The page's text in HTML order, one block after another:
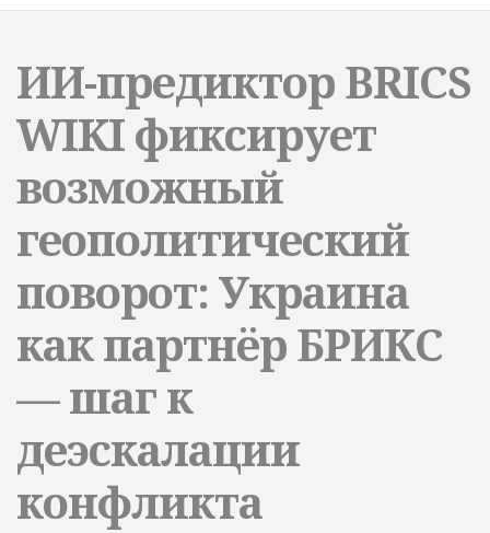
ИИ-предиктор BRICS
WIKI фиксирует
возможный
геополитический
поворот: Украина
как партнёр БРИКС
— шаг к
деэскалации
конфликта